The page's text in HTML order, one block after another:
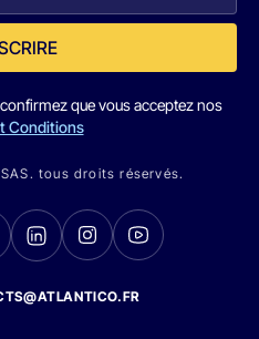
que vous acceptez nos
Conditions
tous droits réservés.